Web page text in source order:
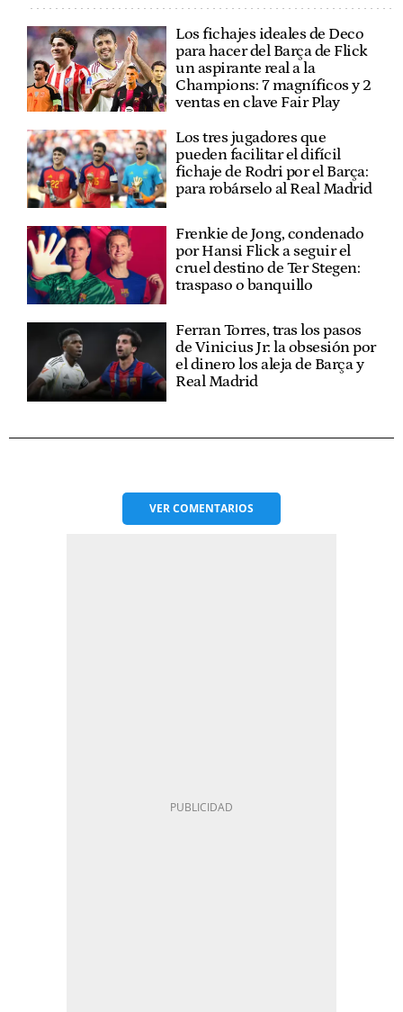
Los fichajes ideales de Deco
para hacer del Barça de Flick
un aspirante real a la
Champions: 7 magníficos y 2
ventas en clave Fair Play
Los tres jugadores que
pueden facilitar el difícil
fichaje de Rodri por el Barça:
para robárselo al Real Madrid
Frenkie de Jong, condenado
por Hansi Flick a seguir el
cruel destino de Ter Stegen:
traspaso o banquillo
Ferran Torres, tras los pasos
de Vinicius Jr: la obsesión por
el dinero los aleja de Barça y
Real Madrid
VERCOMENTARIOS